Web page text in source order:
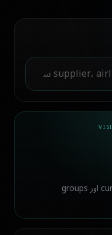
currently visible categories اور groups